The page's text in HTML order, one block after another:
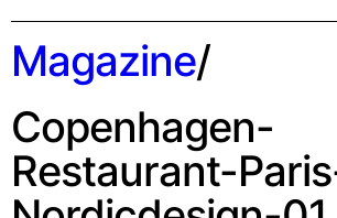
Magazine/
Copenhagen-
Restaurant-